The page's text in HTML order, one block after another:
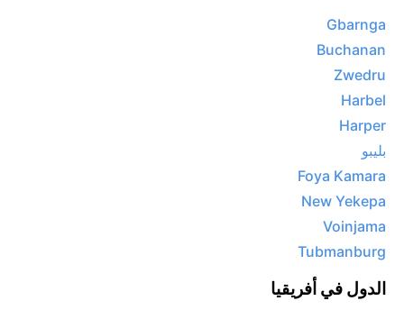
Gbarnga
Buchanan
Zwedru
Harbel
Harper
بليبو
Foya Kamara
New Yekepa
Voinjama
Tubmanburg
الدول في أفريقيا